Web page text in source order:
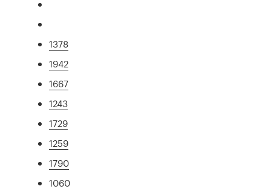
1378
1942
1667
1243
1729
1259
1790
1060